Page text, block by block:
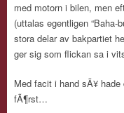
med motorn i bilen, men
(uttalas egentligen “Baha-
stora delar av bakpartiet
ger sig som flickan sa i
Med facit i hand sÃ¥
fÃ¶rst…